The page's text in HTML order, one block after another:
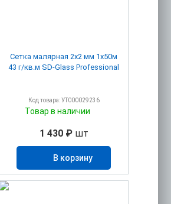
Сетка малярная 2х2 мм 1х50м
43 г/кв.м SD-Glass Professional
Код товара: УТ000029236
Товар в наличии
1 430 ₽шт
В корзину